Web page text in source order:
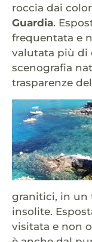
roccia dai
Guardia.
frequentata e
valutata più di
scenografia
trasparenze
granitici, in un
insolite.
visitata e non